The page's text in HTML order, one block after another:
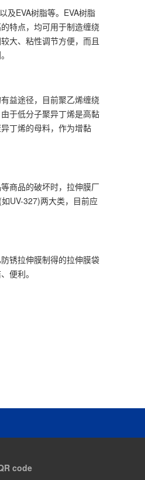
EVA树脂等。EVA树脂
特点，均可用于制造缠绕
大、粘性调节方便，而且
益途径，目前聚乙烯缠绕
于低分子聚异丁烯是高黏
丁烯的母料，作为增黏
商品的破坏时，拉伸膜厂
UV-327)两大类，目前应
锈拉伸膜制得的拉伸膜袋
便利。
code